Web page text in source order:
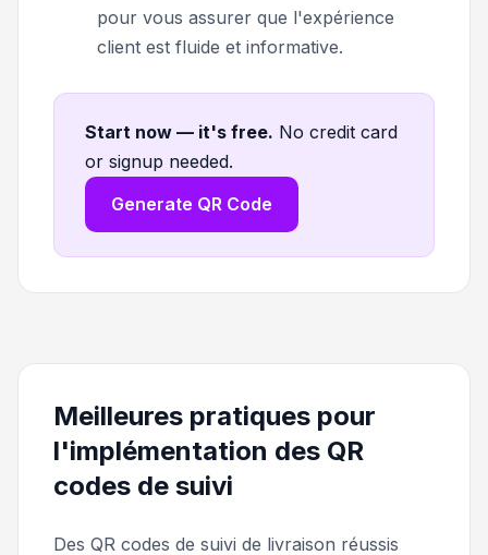
pour vous assurer que l'expérience
client est fluide et informative.
Start now — it's free. No credit card
or signup needed.
Generate QR Code
Meilleures pratiques pour
l'implémentation des QR
codes de suivi
Des QR codes de suivi de livraison réussis